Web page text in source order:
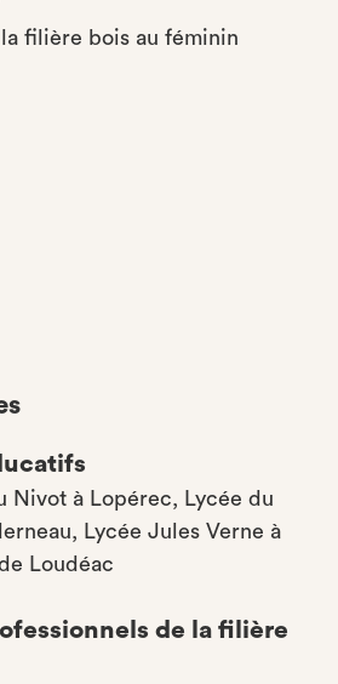
filière bois au féminin
Nivot à Lopérec, Lycée du
Lycée Jules Verne à
Loudéac
de la filière